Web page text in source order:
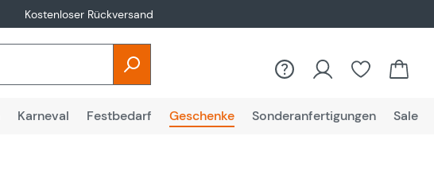
Kostenloser Rückversand
Karneval Festbedarf Geschenke Sonderanfertigungen Sale